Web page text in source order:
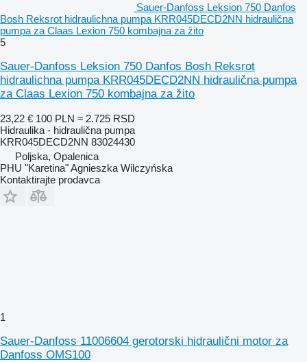
Sauer-Danfoss Leksion 750 Danfos
Bosh Reksrot hidraulichna pumpa KRR045DECD2NN hidraulična
pumpa za Claas Lexion 750 kombajna za žito
5
Sauer-Danfoss Leksion 750 Danfos Bosh Reksrot
hidraulichna pumpa KRR045DECD2NN hidraulična pumpa
za Claas Lexion 750 kombajna za žito
23,22 € 100 PLN ≈ 2.725 RSD
Hidraulika - hidraulična pumpa
KRR045DECD2NN 83024430
Poljska, Opalenica
PHU "Karetina" Agnieszka Wilczyńska
Kontaktirajte prodavca
1
Sauer-Danfoss 11006604 gerotorski hidraulični motor za
Danfoss OMS100